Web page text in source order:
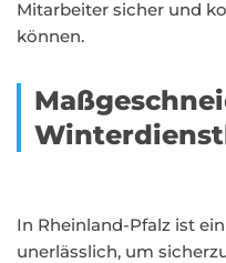
Mitarbeiter sicher und
können.
In Rheinland-Pfalz ist
unerlässlich, um